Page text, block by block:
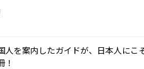
人を案内したガイドが、日本人に
！